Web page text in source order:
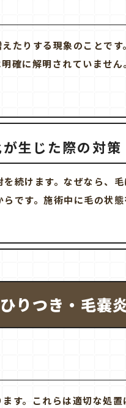
たりする現象のことで
確に解明されていませ
生じた際の対策
続けます。なぜなら、
です。施術中に毛の状
りつき・毛嚢
。これらは適切な処